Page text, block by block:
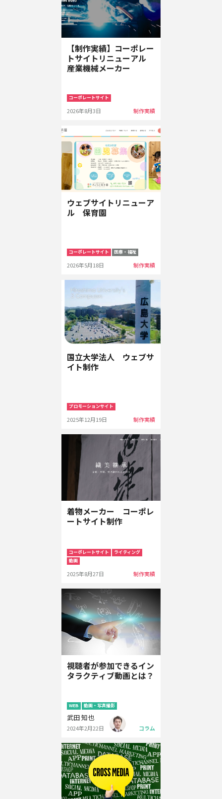
【制作実績】コーポレー
トサイトリニューアル
産業機械メーカー
コーポレートサイト
2026年8月3日 制作実績
ウェブサイトリニューア
ル 保育園
コーポレートサイト 医療・福祉
2026年5月18日 制作実績
国立大学法人 ウェブサ
イト制作
プロモーションサイト
2025年12月19日 制作実績
着物メーカー コーポレ
ートサイト制作
コーポレートサイト
ライティング
動画
2025年8月27日 制作実績
視聴者が参加できるイン
タラクティブ動画とは？
WEB 動画・写真撮影
武田 知也
2024年2月22日 コラム